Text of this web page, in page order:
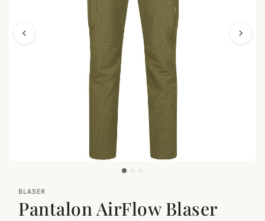
chevron_left chevron_right
BLASER
Pantalon AirFlow Blaser